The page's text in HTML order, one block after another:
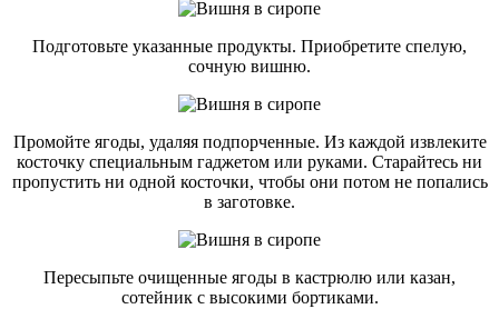
Подготовьте указанные продукты. Приобретите спелую,
сочную вишню.
Промойте ягоды, удаляя подпорченные. Из каждой извлеките
косточку специальным гаджетом или руками. Старайтесь ни
пропустить ни одной косточки, чтобы они потом не попались
в заготовке.
Пересыпьте очищенные ягоды в кастрюлю или казан,
сотейник с высокими бортиками.